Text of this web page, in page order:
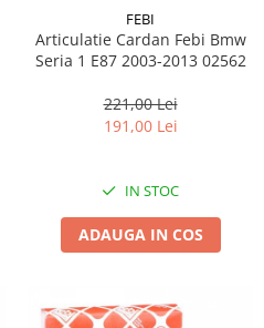
FEBI
Articulatie Cardan Febi Bmw
Seria 1 E87 2003-2013 02562
221,00 Lei
191,00 Lei
IN STOC
ADAUGA IN COS